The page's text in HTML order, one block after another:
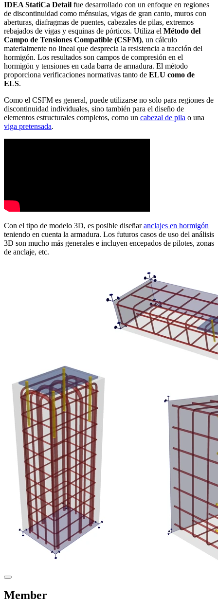
IDEA StatiCa Detail fue desarrollado con un enfoque en regiones
de discontinuidad como ménsulas, vigas de gran canto, muros con
aberturas, diafragmas de puentes, cabezales de pilas, extremos
rebajados de vigas y esquinas de pórticos. Utiliza el Método del
Campo de Tensiones Compatible (CSFM), un cálculo
materialmente no lineal que desprecia la resistencia a tracción del
hormigón. Los resultados son campos de compresión en el
hormigón y tensiones en cada barra de armadura. El método
proporciona verificaciones normativas tanto de ELU como de
ELS.
Como el CSFM es general, puede utilizarse no solo para regiones de
discontinuidad individuales, sino también para el diseño de
elementos estructurales completos, como un cabezal de pila o una
viga pretensada.
Con el tipo de modelo 3D, es posible diseñaranclajes en hormigón
teniendo en cuenta la armadura. Los futuros casos de uso del análisis
3D son mucho más generales e incluyen encepados de pilotes, zonas
de anclaje, etc.
Member